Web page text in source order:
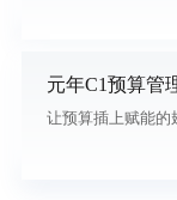
元年C1预算管
让预算插上赋能的